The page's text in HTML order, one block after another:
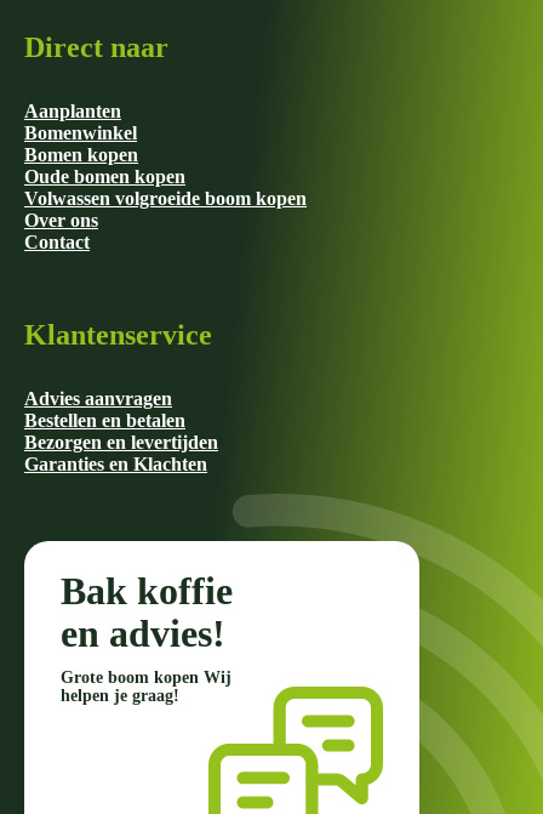
Direct naar
Aanplanten
Bomenwinkel
Bomen kopen
Oude bomen kopen
Volwassen volgroeide boom kopen
Over ons
Contact
Klantenservice
Advies aanvragen
Bestellen en betalen
Bezorgen en levertijden
Garanties en Klachten
Bak koffie
en advies!
Grote boom kopen Wij
helpen je graag!